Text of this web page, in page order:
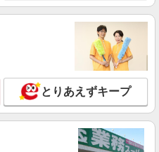
とりあえずキープ